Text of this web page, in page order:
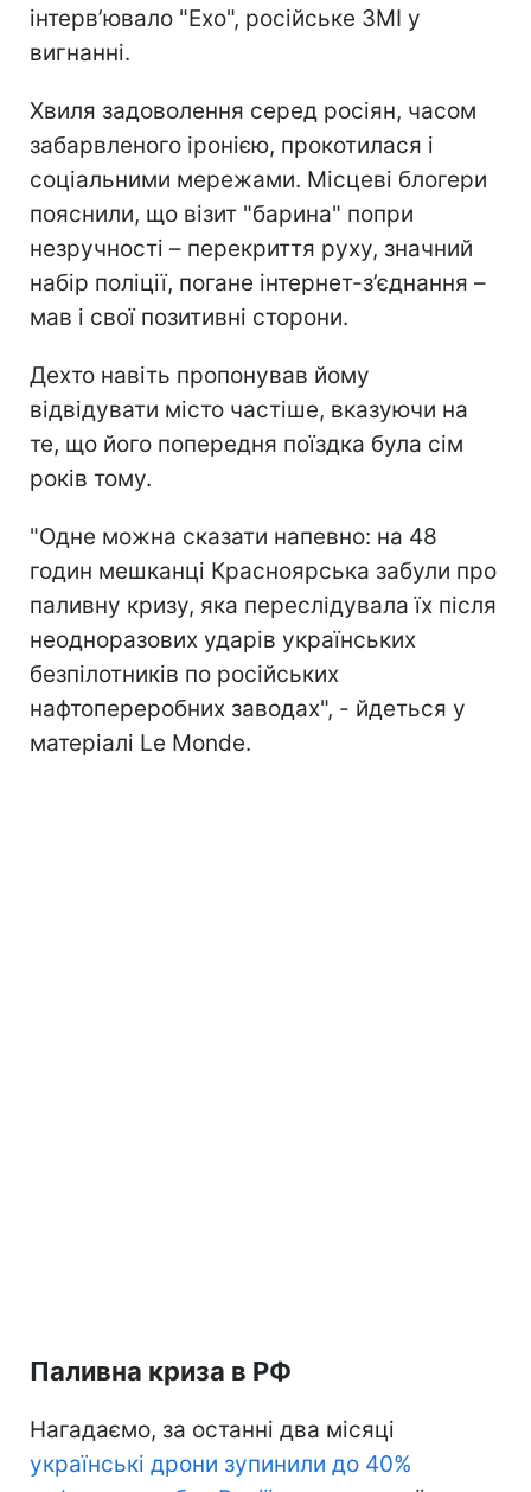
інтерв’ювало "Ехо", російське ЗМІ у
вигнанні.
Хвиля задоволення серед росіян, часом
забарвленого іронією, прокотилася і
соціальними мережами. Місцеві блогери
пояснили, що візит "барина" попри
незручності – перекриття руху, значний
набір поліції, погане інтернет-з’єднання –
мав і свої позитивні сторони.
Дехто навіть пропонував йому
відвідувати місто частіше, вказуючи на
те, що його попередня поїздка була сім
років тому.
"Одне можна сказати напевно: на 48
годин мешканці Красноярська забули про
паливну кризу, яка переслідувала їх після
неодноразових ударів українських
безпілотників по російських
нафтопереробних заводах", - йдеться у
матеріалі Le Monde.
Паливна криза в РФ
Нагадаємо, за останні два місяці
українські дрони зупинили до 40%